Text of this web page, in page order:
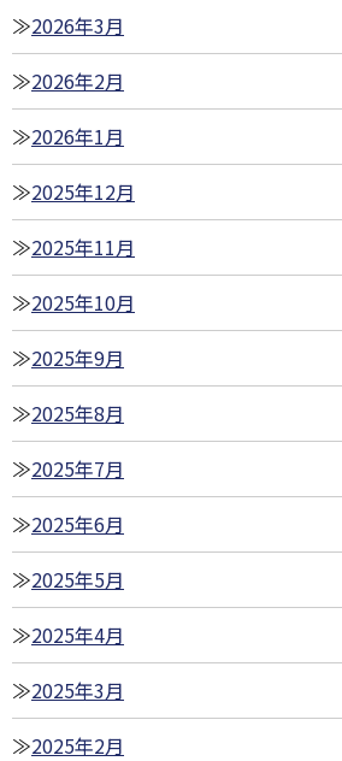
2026年3月
2026年2月
2026年1月
2025年12月
2025年11月
2025年10月
2025年9月
2025年8月
2025年7月
2025年6月
2025年5月
2025年4月
2025年3月
2025年2月